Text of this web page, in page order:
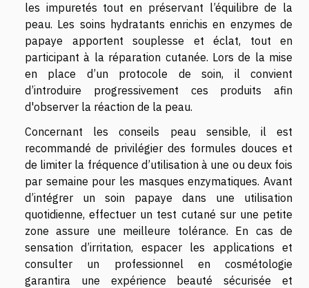
les impuretés tout en préservant l’équilibre de la
peau. Les soins hydratants enrichis en enzymes de
papaye apportent souplesse et éclat, tout en
participant à la réparation cutanée. Lors de la mise
en place d’un protocole de soin, il convient
d’introduire progressivement ces produits afin
d'observer la réaction de la peau.
Concernant les conseils peau sensible, il est
recommandé de privilégier des formules douces et
de limiter la fréquence d’utilisation à une ou deux fois
par semaine pour les masques enzymatiques. Avant
d’intégrer un soin papaye dans une utilisation
quotidienne, effectuer un test cutané sur une petite
zone assure une meilleure tolérance. En cas de
sensation d’irritation, espacer les applications et
consulter un professionnel en cosmétologie
garantira une expérience beauté sécurisée et